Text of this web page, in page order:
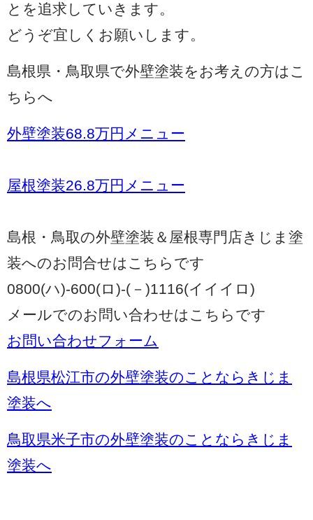
とを追求していきます。
どうぞ宜しくお願いします。
島根県・鳥取県で外壁塗装をお考えの方はこ
ちらへ
外壁塗装68.8万円メニュー
屋根塗装26.8万円メニュー
島根・鳥取の外壁塗装＆屋根専門店きじま塗
装へのお問合せはこちらです
0800(ハ)-600(ロ)-(－)1116(イイイロ)
メールでのお問い合わせはこちらです
お問い合わせフォーム
島根県松江市の外壁塗装のことならきじま
塗装へ
鳥取県米子市の外壁塗装のことならきじま
塗装へ